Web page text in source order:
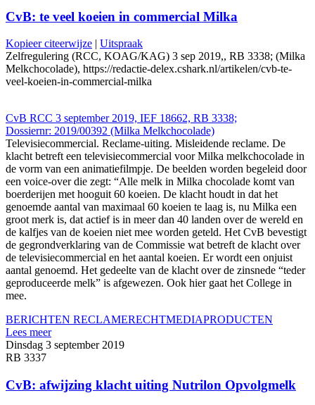
CvB: te veel koeien in commercial Milka
Kopieer citeerwijze | Uitspraak
Zelfregulering (RCC, KOAG/KAG) 3 sep 2019,, RB 3338; (Milka
Melkchocolade), https://redactie-delex.cshark.nl/artikelen/cvb-te-
veel-koeien-in-commercial-milka
CvB RCC 3 september 2019, IEF 18662, RB 3338;
Dossiernr: 2019/00392 (Milka Melkchocolade)
Televisiecommercial. Reclame-uiting. Misleidende reclame. De
klacht betreft een televisiecommercial voor Milka melkchocolade in
de vorm van een animatiefilmpje. De beelden worden begeleid door
een voice-over die zegt: “Alle melk in Milka chocolade komt van
boerderijen met hooguit 60 koeien. De klacht houdt in dat het
genoemde aantal van maximaal 60 koeien te laag is, nu Milka een
groot merk is, dat actief is in meer dan 40 landen over de wereld en
de kalfjes van de koeien niet mee worden geteld. Het CvB bevestigt
de gegrondverklaring van de Commissie wat betreft de klacht over
de televisiecommercial en het aantal koeien. Er wordt een onjuist
aantal genoemd. Het gedeelte van de klacht over de zinsnede “teder
geproduceerde melk” is afgewezen. Ook hier gaat het College in
mee.
BERICHTEN RECLAMERECHTMEDIAPRODUCTEN
Lees meer
Dinsdag 3 september 2019
RB 3337
CvB: afwijzing klacht uiting Nutrilon Opvolgmelk